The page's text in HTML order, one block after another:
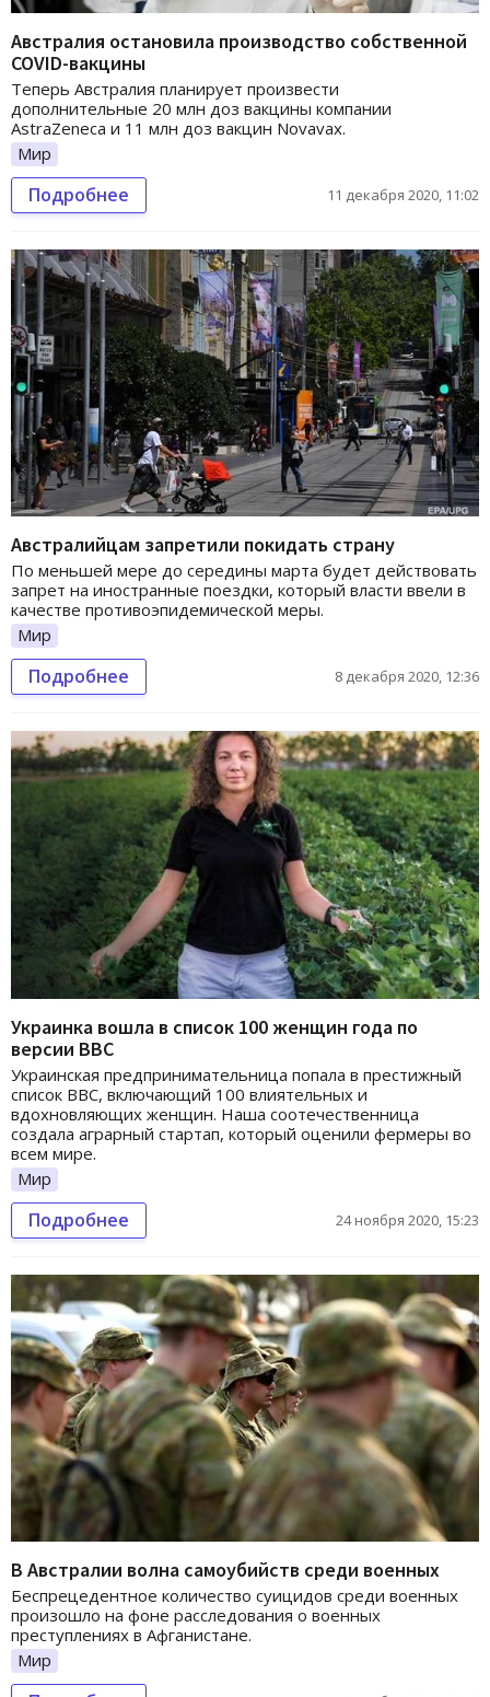
Австралия остановила производство собственной
COVID-вакцины
Теперь Австралия планирует произвести
дополнительные 20 млн доз вакцины компании
AstraZeneca и 11 млн доз вакцин Novavax.
Мир
Подробнее 11 декабря 2020, 11:02
Австралийцам запретили покидать страну
По меньшей мере до середины марта будет действовать
запрет на иностранные поездки, который власти ввели в
качестве противоэпидемической меры.
Мир
Подробнее 8 декабря 2020, 12:36
Украинка вошла в список 100 женщин года по
версии BBC
Украинская предпринимательница попала в престижный
список BBC, включающий 100 влиятельных и
вдохновляющих женщин. Наша соотечественница
создала аграрный стартап, который оценили фермеры во
всем мире.
Мир
Подробнее 24 ноября 2020, 15:23
В Австралии волна самоубийств среди военных
Беспрецедентное количество суицидов среди военных
произошло на фоне расследования о военных
преступлениях в Афганистане.
Мир